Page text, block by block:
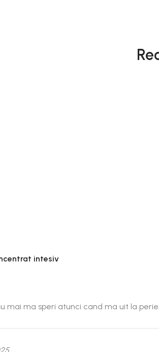
intesiv
mai ma speri atunci cand ma uit la